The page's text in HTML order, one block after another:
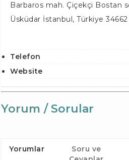
Barbaros mah. Çiçekçi Bostan
Üsküdar İstanbul, Türkiye 34662
Telefon
Website
Yorum / Sorular
Yorumlar
Soru ve